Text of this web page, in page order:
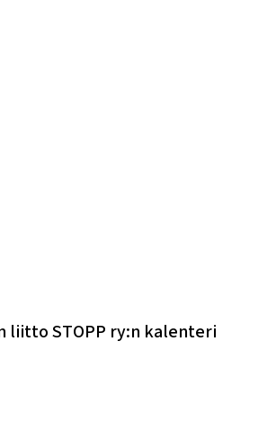
liitto STOPP ry:n kalenteri